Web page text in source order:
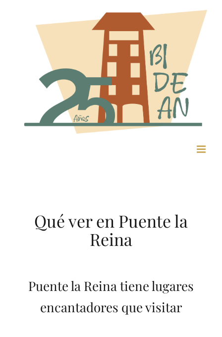
Qué ver en Puente la
Reina
Puente la Reina tiene lugares
encantadores que visitar